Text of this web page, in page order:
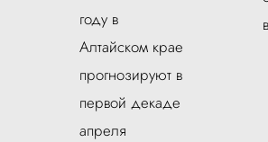
году в
Алтайском крае
прогнозируют в
первой декаде
апреля